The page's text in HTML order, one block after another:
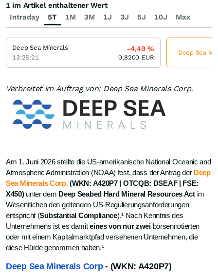
Verbreitet im Auftrag von: Deep Sea Minerals Corp.
Am 1. Juni 2026 stellte die US-amerikanische National Oceanic and
Atmospheric Administration (NOAA) fest, dass der Antrag der Deep
Sea Minerals Corp.(WKN: A420P7 | OTCQB: DSEAF | FSE:
X450)unter dem Deep Seabed Hard Mineral Resources Actim
Wesentlichen den geltenden US-Regulierungsanforderungen
entspricht (Substantial Compliance).¹ Nach Kenntnis des
Unternehmens ist es damiteines von nur zweibörsennotierten
oder mit einem Kapitalmarktpfad versehenen Unternehmen, die
diese Hürde genommen haben.¹
Deep Sea Minerals Corp - (WKN: A420P7)
Intraday 5T 1M 3M 1J 3J 5J 10J Max
1 im Artikel enthaltener Wert
Deep Sea Minerals
13:25:21
-4,49%
0,8200 EUR
Deep Sea